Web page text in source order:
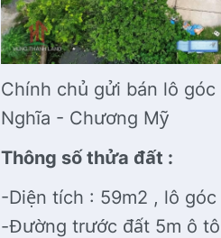
Chính chủ gửi bán lô
Nghĩa - Chương Mỹ
Thông số thửa đất :
-Diện tích : 59m2 , lô
-Đường trước đất 5m ô